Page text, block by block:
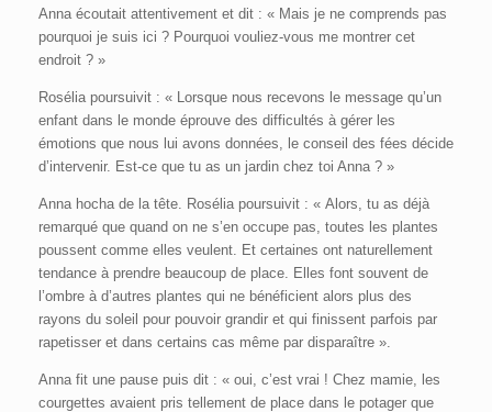
Anna écoutait attentivement et dit : « Mais je ne comprends pas
pourquoi je suis ici ? Pourquoi vouliez-vous me montrer cet
endroit ? »
Rosélia poursuivit : « Lorsque nous recevons le message qu’un
enfant dans le monde éprouve des difficultés à gérer les
émotions que nous lui avons données, le conseil des fées décide
d’intervenir. Est-ce que tu as un jardin chez toi Anna ? »
Anna hocha de la tête. Rosélia poursuivit : « Alors, tu as déjà
remarqué que quand on ne s’en occupe pas, toutes les plantes
poussent comme elles veulent. Et certaines ont naturellement
tendance à prendre beaucoup de place. Elles font souvent de
l’ombre à d’autres plantes qui ne bénéficient alors plus des
rayons du soleil pour pouvoir grandir et qui finissent parfois par
rapetisser et dans certains cas même par disparaître ».
Anna fit une pause puis dit : « oui, c’est vrai ! Chez mamie, les
courgettes avaient pris tellement de place dans le potager que